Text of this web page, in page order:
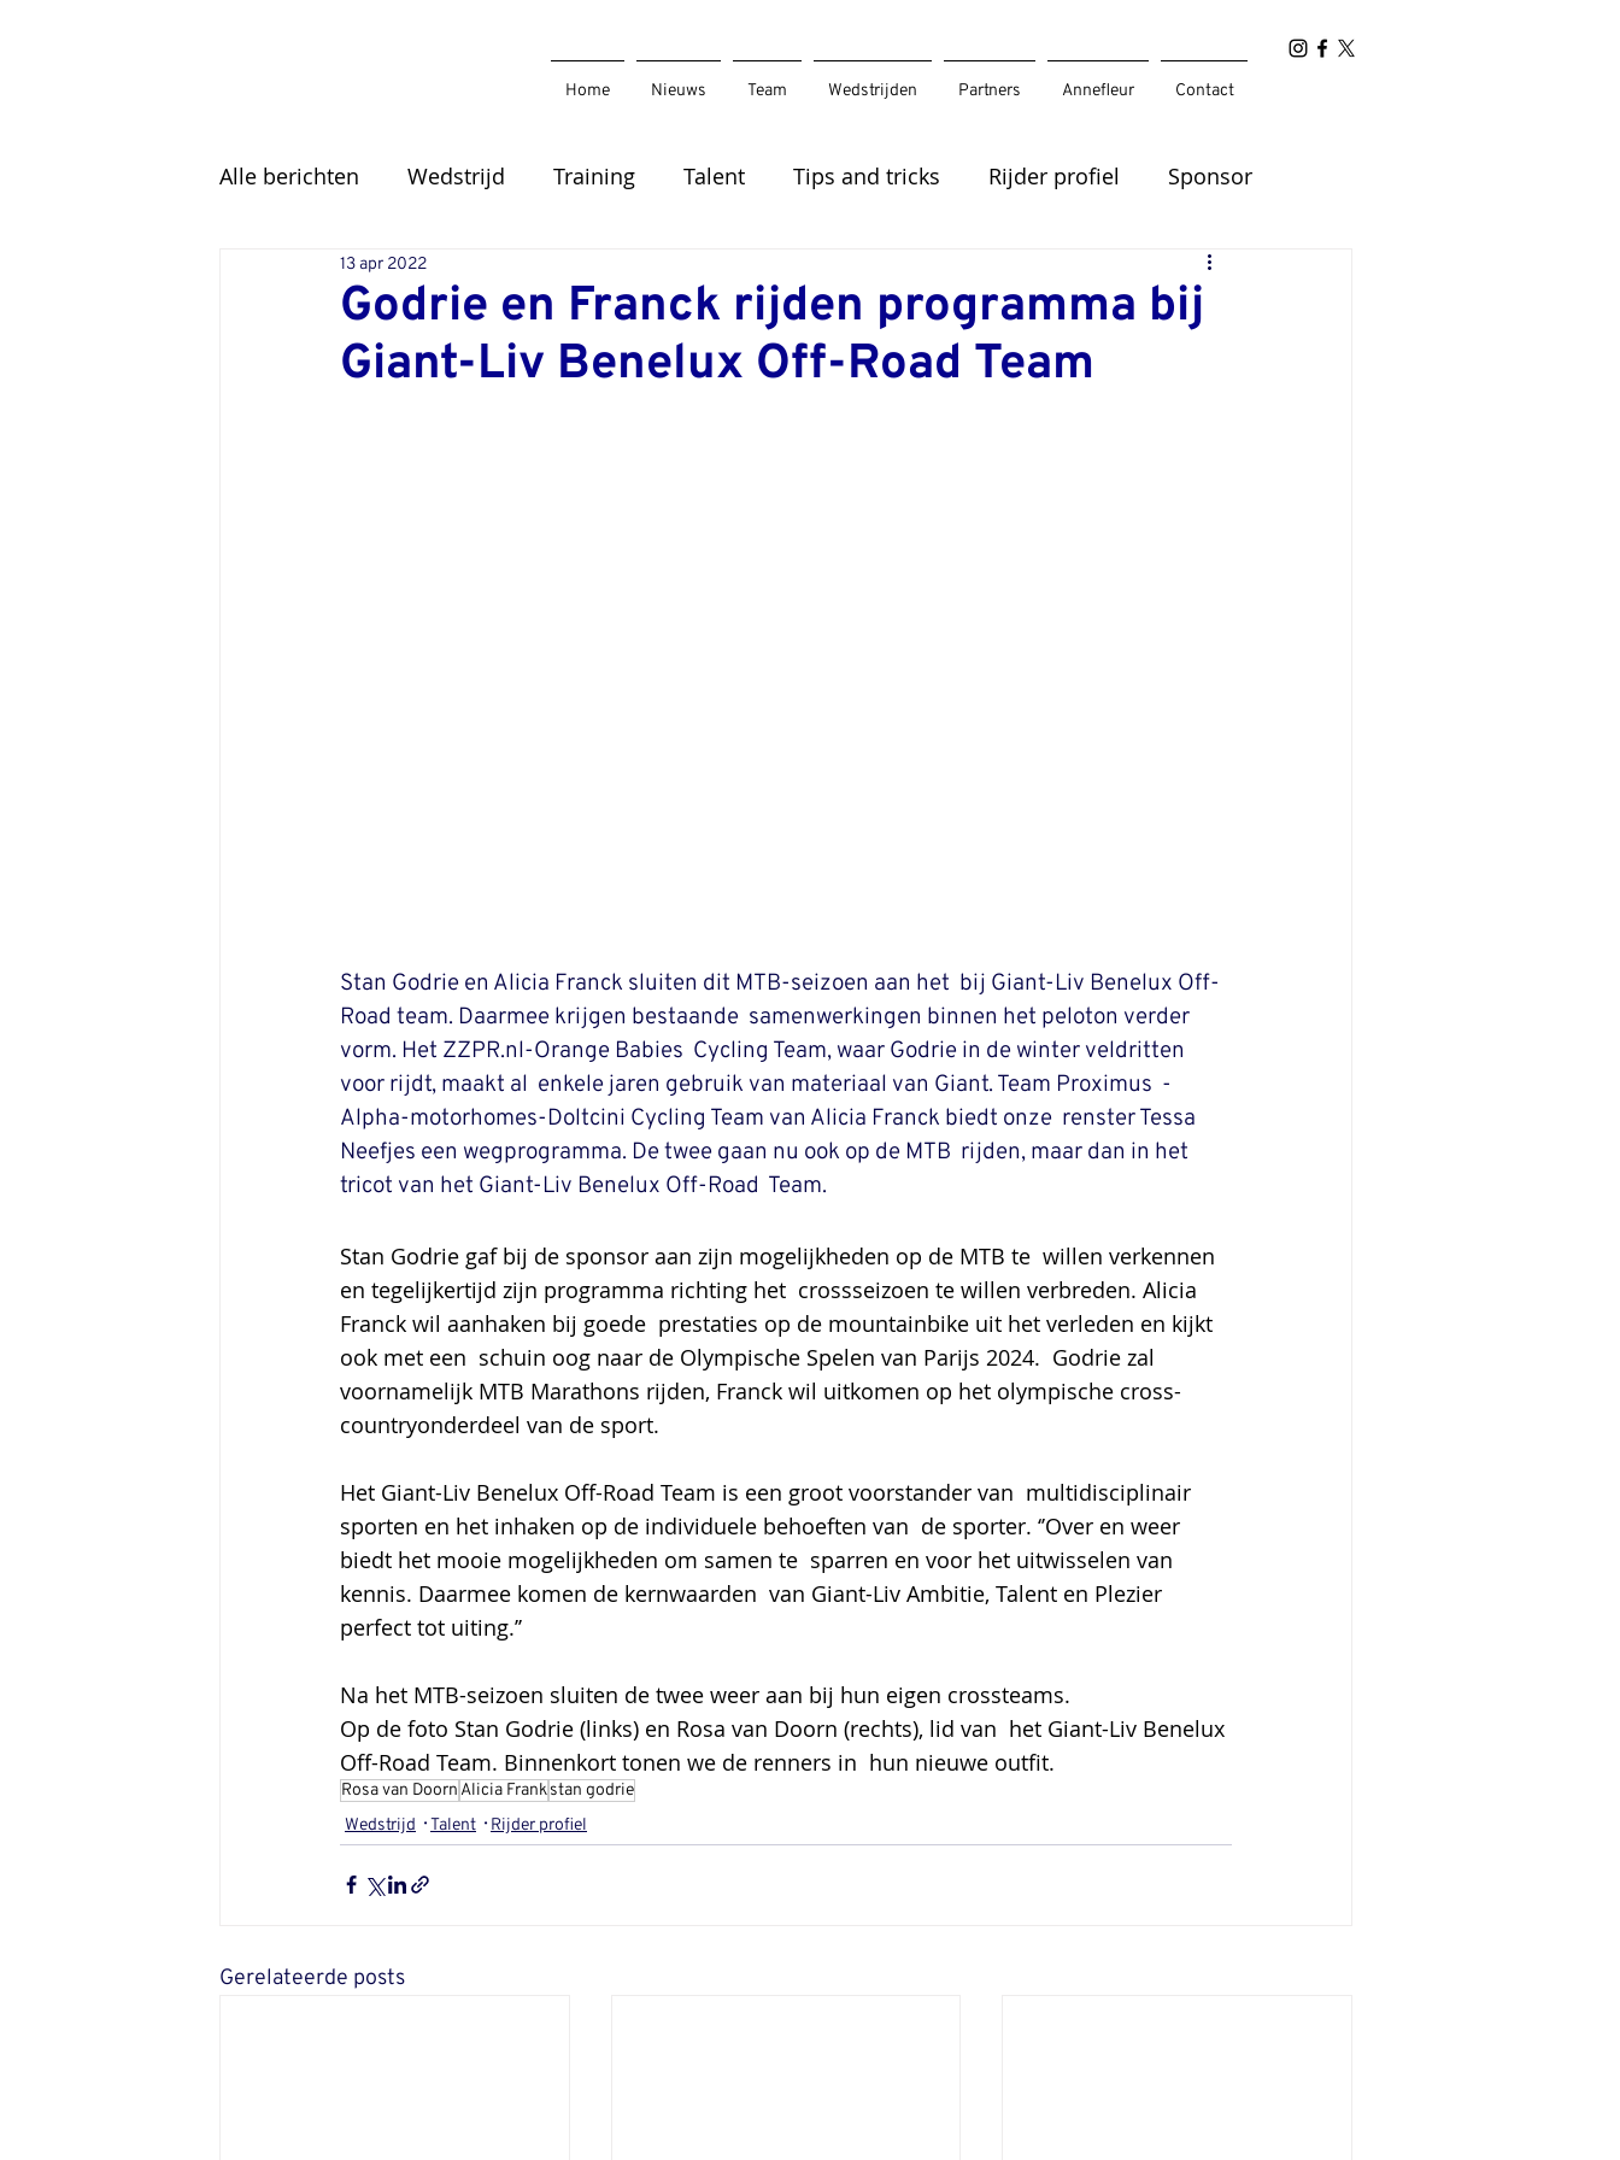
Home Nieuws Team Wedstrijden Partners Annefleur Contact
Alle berichten Wedstrijd Training Talent Tips and tricks Rijder profiel Sponsor
Godrie en Franck rijden programma bij
Giant-Liv Benelux Off-Road Team
13 apr 2022
Stan Godrie en Alicia Franck sluiten dit MTB-seizoen aan het  bij Giant-Liv Benelux Off-
Road team. Daarmee krijgen bestaande  samenwerkingen binnen het peloton verder
vorm. Het ZZPR.nl-Orange Babies  Cycling Team, waar Godrie in de winter veldritten
voor rijdt, maakt al  enkele jaren gebruik van materiaal van Giant. Team Proximus  -
Alpha-motorhomes-Doltcini Cycling Team van Alicia Franck biedt onze  renster Tessa
Neefjes een wegprogramma. De twee gaan nu ook op de MTB  rijden, maar dan in het
tricot van het Giant-Liv Benelux Off-Road  Team.
Stan Godrie gaf bij de sponsor aan zijn mogelijkheden op de MTB te  willen verkennen
en tegelijkertijd zijn programma richting het  crossseizoen te willen verbreden. Alicia
Franck wil aanhaken bij goede  prestaties op de mountainbike uit het verleden en kijkt
ook met een  schuin oog naar de Olympische Spelen van Parijs 2024.  Godrie zal
voornamelijk MTB Marathons rijden, Franck wil uitkomen op het olympische cross-
countryonderdeel van de sport.
Het Giant-Liv Benelux Off-Road Team is een groot voorstander van  multidisciplinair
sporten en het inhaken op de individuele behoeften van  de sporter. ‘’Over en weer
biedt het mooie mogelijkheden om samen te  sparren en voor het uitwisselen van
kennis. Daarmee komen de kernwaarden  van Giant-Liv Ambitie, Talent en Plezier
perfect tot uiting.’’
Na het MTB-seizoen sluiten de twee weer aan bij hun eigen crossteams.
Op de foto Stan Godrie (links) en Rosa van Doorn (rechts), lid van  het Giant-Liv Benelux
Off-Road Team. Binnenkort tonen we de renners in  hun nieuwe outfit.
Rosa van Doorn Alicia Frankstan godrie
Wedstrijd
Talent Rijder profiel
Gerelateerde posts